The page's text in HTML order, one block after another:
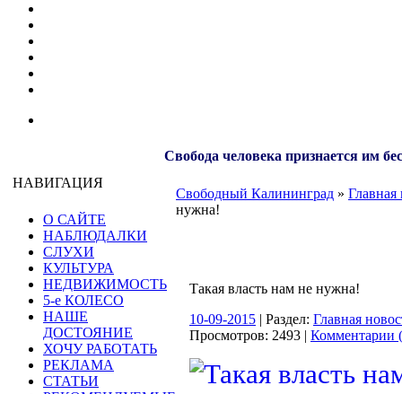
Свобода человека признается им
НАВИГАЦИЯ
О САЙТЕ
НАБЛЮДАЛКИ
СЛУХИ
КУЛЬТУРА
НЕДВИЖИМОСТЬ
5-е КОЛЕСО
НАШЕ
ДОСТОЯНИЕ
ХОЧУ РАБОТАТЬ
РЕКЛАМА
СТАТЬИ
Свободный Калининград » Главная
нужна!
Такая власть нам не нужна!
10-09-2015 | Раздел: Главная
Просмотров: 2493 | Комментарии